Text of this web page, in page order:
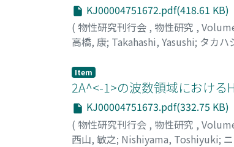
KJ00004751672.pdf(418.61 KB)
( 物性研究刊行会 , 物性研究 ,
高橋, 康; Takahashi, Yasushi; タカハ
Item
2A^<-1>の波数領域における
KJ00004751673.pdf(332.75 KB)
( 物性研究刊行会 , 物性研究 ,
西山, 敏之; Nishiyama, Toshiyuki;